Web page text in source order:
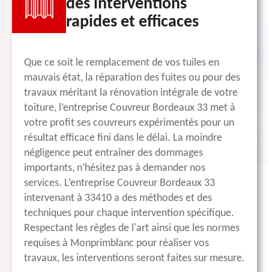
des interventions
rapides et efficaces
Que ce soit le remplacement de vos tuiles en
mauvais état, la réparation des fuites ou pour des
travaux méritant la rénovation intégrale de votre
toiture, l’entreprise Couvreur Bordeaux 33 met à
votre profit ses couvreurs expérimentés pour un
résultat efficace fini dans le délai. La moindre
négligence peut entraîner des dommages
importants, n’hésitez pas à demander nos
services. L’entreprise Couvreur Bordeaux 33
intervenant à 33410 a des méthodes et des
techniques pour chaque intervention spécifique.
Respectant les règles de l'art ainsi que les normes
requises à Monprimblanc pour réaliser vos
travaux, les interventions seront faites sur mesure.